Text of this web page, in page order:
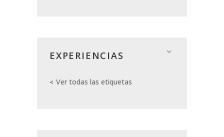
EXPERIENCIAS
Ver todas las etiquetas